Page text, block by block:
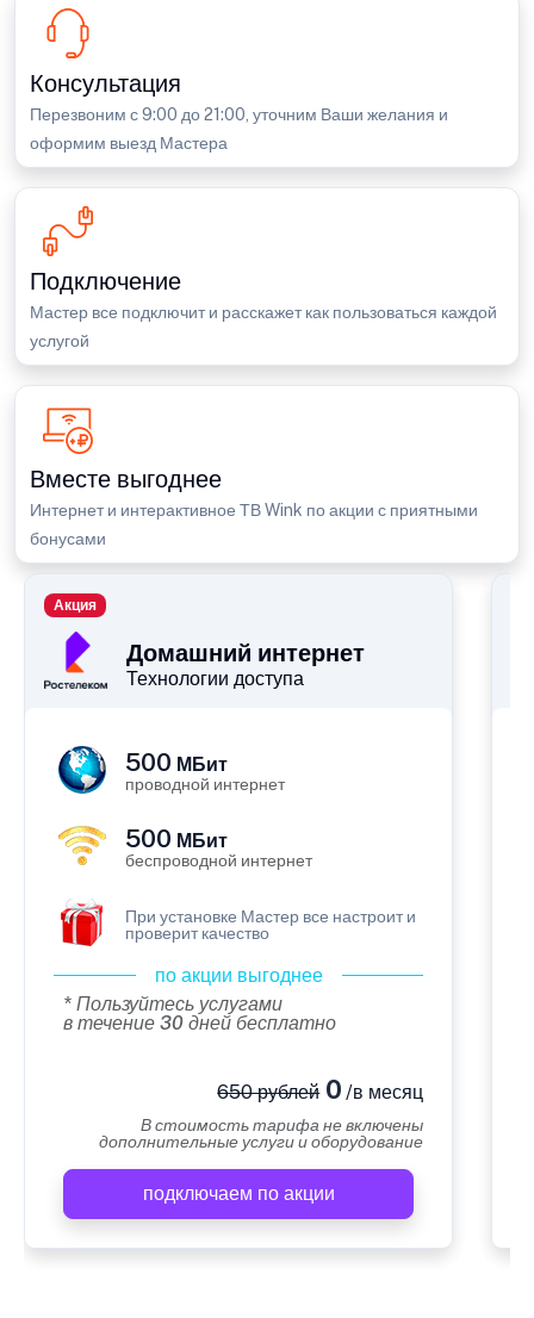
Консультация
Перезвоним с 9:00 до 21:00, уточним Ваши желания и
оформим выезд Мастера
Подключение
Мастер все подключит и расскажет как пользоваться каждой
услугой
Вместе выгоднее
Интернет и интерактивное ТВ Wink по акции с приятными
бонусами
Домашний интернет
Технологии доступа
Акция
500 МБит
проводной интернет
500 МБит
беспроводной интернет
При установке Мастер все настроит и
проверит качество
по акции выгоднее
* Пользуйтесь услугами
в течение 30 дней бесплатно
650 рублей0 /в месяц
В стоимость тарифа не включены
дополнительные услуги и оборудование
подключаем по акции